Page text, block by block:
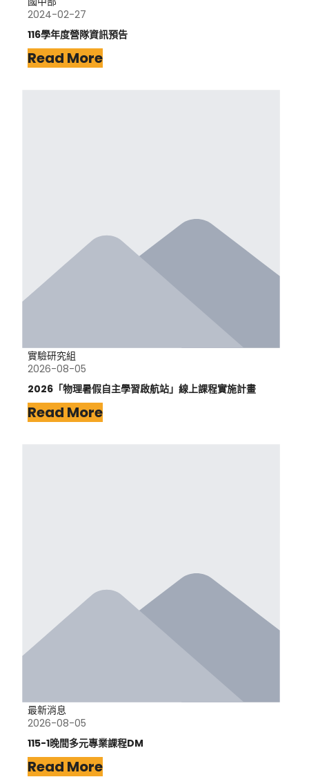
2024-02-27
116學年度營隊資訊預告
Read More
實驗研究組
2026-08-05
2026「物理暑假自主學習啟航站」線上課程實施計畫
Read More
最新消息
2026-08-05
115-1晚間多元專業課程DM
Read More